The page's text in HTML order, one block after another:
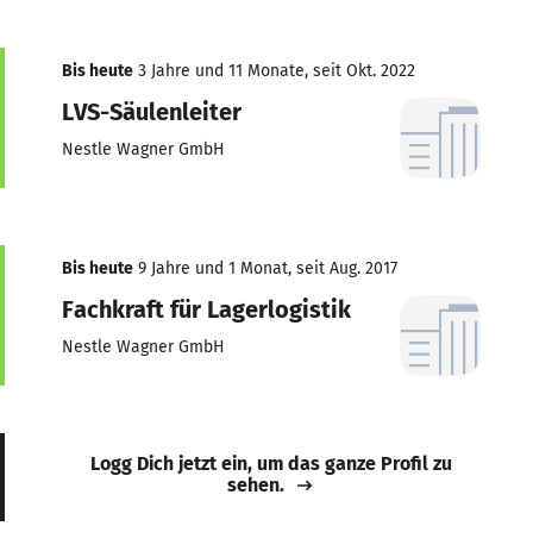
Bis heute 3 Jahre und 11 Monate, seit Okt. 2022
LVS-Säulenleiter
Nestle Wagner GmbH
Bis heute 9 Jahre und 1 Monat, seit Aug. 2017
Fachkraft für Lagerlogistik
Nestle Wagner GmbH
Logg Dich jetzt ein, um das ganze Profil zu
sehen.